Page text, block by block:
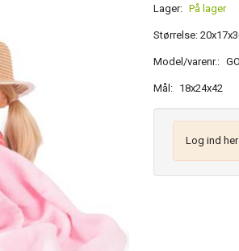
Lager: På lager
Størrelse:
Model/varenr.:
Mål: 18x24x42
Log ind her